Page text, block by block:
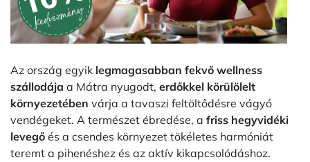
Az ország egyik legmagasabban fekvő wellness
szállodája a Mátra nyugodt, erdőkkel körülölelt
környezetében várja a tavaszi feltöltődésre vágyó
vendégeket. A természet ébredése, a friss hegyvidéki
levegő és a csendes környezet tökéletes harmóniát
teremt a pihenéshez és az aktív kikapcsolódáshoz.